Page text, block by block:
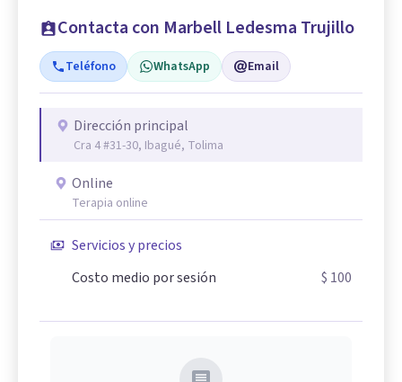
Contacta con Marbell Ledesma Trujillo
Teléfono WhatsApp Email
Dirección principal
Cra 4 #31-30, Ibagué, Tolima
Online
Terapia online
Servicios y precios
Costo medio por sesión
$ 100